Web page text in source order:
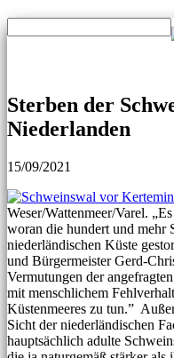
Zum
Inhalt
Zum
Inhalt
Sterben der
Niederlanden
15/09/2021
Weser/Wattenmeer/Varel.
woran die hundert und mehr
niederländischen Küste
und Bürgermeister Gerd-
Vermutungen der
mit menschlichem
Küstenmeeres zu tun.”
Sicht der niederländischen
hauptsächlich adulte